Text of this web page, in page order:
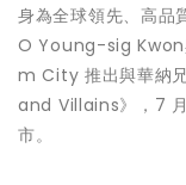
身為全球領先、高品
O Young-sig Kwon
m City 推出與華納
and Villains》，7
市。